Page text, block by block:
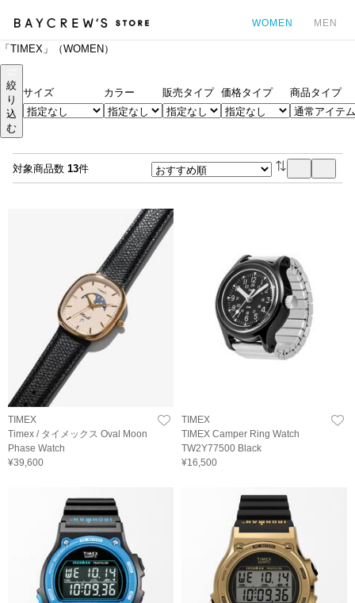
WOMEN MEN
「TIMEX」（WOMEN）
絞
り
込
む
サイズ カラー 販売タイプ 価格タイプ 商品タイプ
対象商品数 13件
TIMEX
Timex / タイメックス Oval Moon
Phase Watch
¥39,600
TIMEX
TIMEX Camper Ring Watch
TW2Y77500 Black
¥16,500